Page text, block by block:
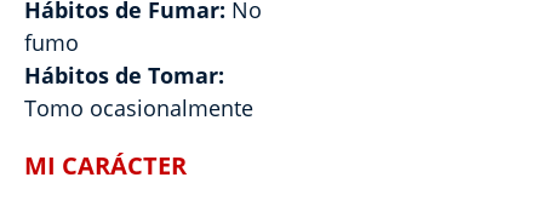
Hábitos de Fumar: No
fumo
Hábitos de Tomar:
Tomo ocasionalmente
MI CARÁCTER